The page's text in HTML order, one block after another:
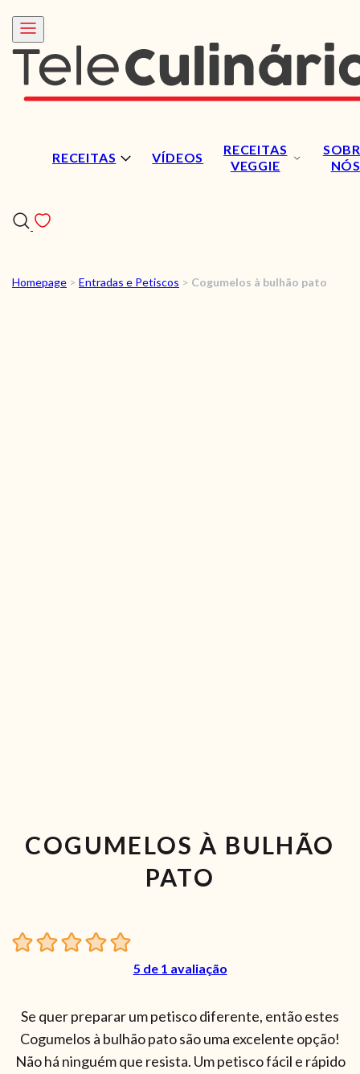
RECEITAS VÍDEOS
RECEITAS
VEGGIE
NÓS
RECEITAS
Homepage > Entradas e Petiscos > Cogumelos à bulhão pato
COGUMELOS À BULHÃO
PATO
5 de 1 avaliação
Se quer preparar um petisco diferente, então estes
Cogumelos à bulhão pato são uma excelente opção!
Não há ninguém que resista. Um petisco fácil e rápido